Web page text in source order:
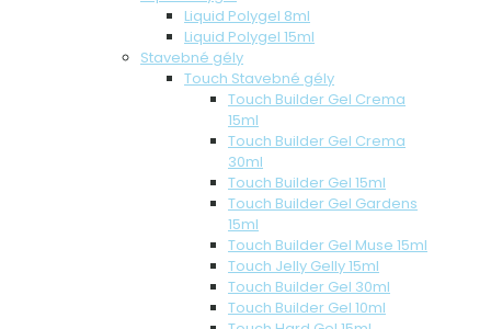
Liquid Polygel 8ml
Liquid Polygel 15ml
Stavebné gély
Touch Stavebné gély
Touch Builder Gel Crema
15ml
Touch Builder Gel Crema
30ml
Touch Builder Gel 15ml
Touch Builder Gel Gardens
15ml
Touch Builder Gel Muse 15ml
Touch Jelly Gelly 15ml
Touch Builder Gel 30ml
Touch Builder Gel 10ml